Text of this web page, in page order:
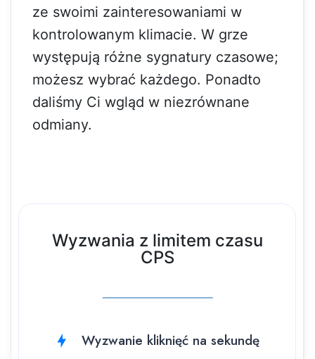
ze swoimi zainteresowaniami w
kontrolowanym klimacie. W grze
występują różne sygnatury czasowe;
możesz wybrać każdego. Ponadto
daliśmy Ci wgląd w niezrównane
odmiany.
Wyzwania z limitem czasu
CPS
Wyzwanie kliknięć na sekundę